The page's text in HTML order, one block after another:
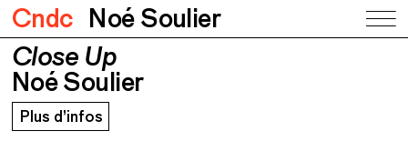
Cndc Noé Soulier
Close Up
Noé Soulier
Close Up
Noé Soulier
Plus d’infos